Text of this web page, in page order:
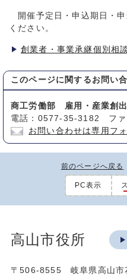
開催予定日・申込期日・申
ください。
創業者・事業承継個別相
このページに関する お問い
商工労働部 雇用・産業創
電話：0577-35-3182 フ
お問い合わせは専用フ
前のページへ戻る
PC表示
高山市役所
〒506-8555 岐阜県高山